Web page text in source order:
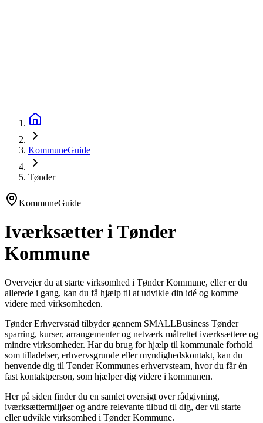
KommuneGuide
Tønder
KommuneGuide
Iværksætter i Tønder
Kommune
Overvejer du at starte virksomhed i Tønder Kommune, eller er du
allerede i gang, kan du få hjælp til at udvikle din idé og komme
videre med virksomheden.
Tønder Erhvervsråd tilbyder gennem SMALLBusiness Tønder
sparring, kurser, arrangementer og netværk målrettet iværksættere og
mindre virksomheder. Har du brug for hjælp til kommunale forhold
som tilladelser, erhvervsgrunde eller myndighedskontakt, kan du
henvende dig til Tønder Kommunes erhvervsteam, hvor du får én
fast kontaktperson, som hjælper dig videre i kommunen.
Her på siden finder du en samlet oversigt over rådgivning,
iværksættermiljøer og andre relevante tilbud til dig, der vil starte
eller udvikle virksomhed i Tønder Kommune.